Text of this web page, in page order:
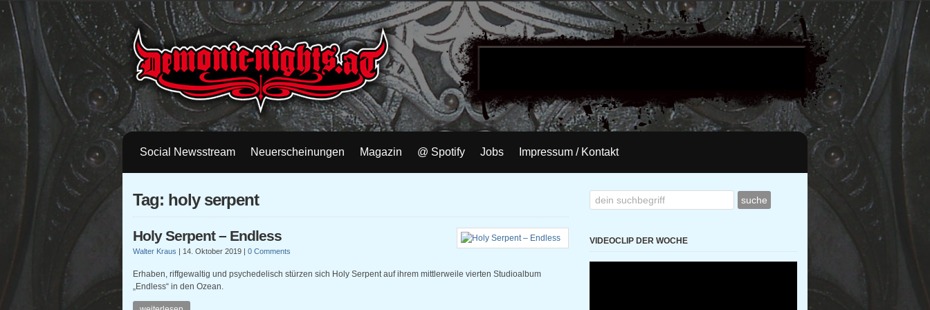
Social Newsstream Neuerscheinungen Magazin @ Spotify Jobs Impressum / Kontakt
Tag: holy serpent
Holy Serpent – Endless
Walter Kraus | 14. Oktober 2019 | 0 Comments
Erhaben, riffgewaltig und psychedelisch stürzen sich Holy Serpent auf ihrem mittlerweile vierten Studioalbum
„Endless“ in den Ozean.
VIDEOCLIP DER WOCHE